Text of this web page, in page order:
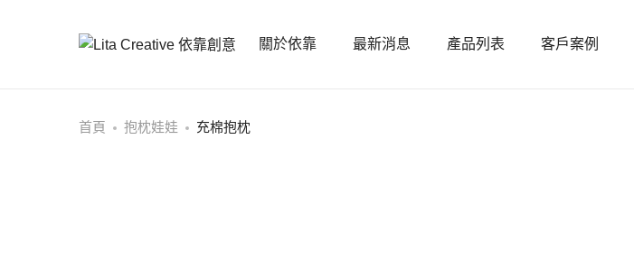
關於依靠 最新消息 產品列表 客戶案例
首頁 抱枕娃娃 充棉抱枕